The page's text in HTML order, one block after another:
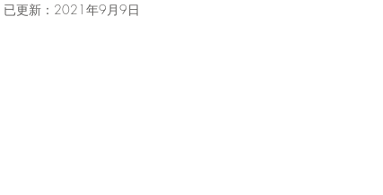
已更新： 2021年9月9日